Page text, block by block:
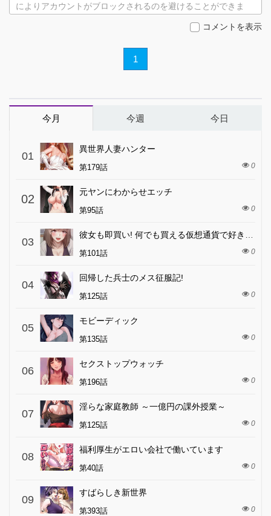
によりアカウントがブロックされるのを避けることができま
コメントを表示
1
今月 今週 今日
01
異世界人妻ハンター
第179話 0
02
元ヤンにわからせエッチ
第95話 0
03
第101話 0
04
回帰した兵士のメス征服記!
第125話 0
05
モビーディック
第135話 0
06
セクストップウォッチ
第196話 0
07
淫らな家庭教師 ～一億円の課外授業～
第125話 0
08
福利厚生がエロい会社で働いています
第40話 0
09
すばらしき新世界
第393話 0